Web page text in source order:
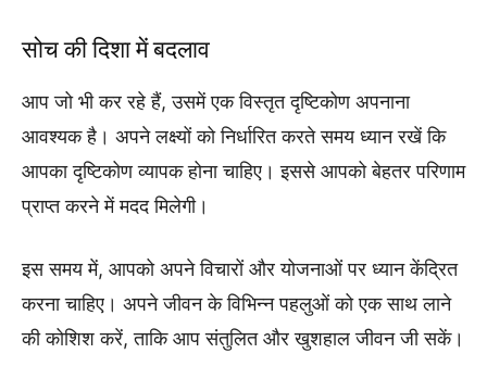
सोच की दिशा में बदलाव
आप जो भी कर रहे हैं, उसमें एक विस्तृत दृष्टिकोण अपनाना
आवश्यक है। अपने लक्ष्यों को निर्धारित करते समय ध्यान रखें कि
आपका दृष्टिकोण व्यापक होना चाहिए। इससे आपको बेहतर परिणाम
प्राप्त करने में मदद मिलेगी।
इस समय में, आपको अपने विचारों और योजनाओं पर ध्यान केंद्रित
करना चाहिए। अपने जीवन के विभिन्न पहलुओं को एक साथ लाने
की कोशिश करें, ताकि आप संतुलित और खुशहाल जीवन जी सकें।